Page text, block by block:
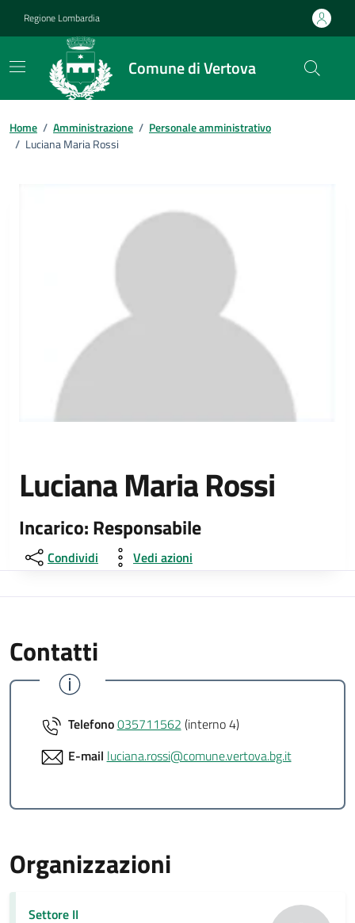
Regione Lombardia
Comune di Vertova
Home / Amministrazione / Personale amministrativo
/ Luciana Maria Rossi
Luciana Maria Rossi
Incarico: Responsabile
Condividi Vedi azioni
Contatti
Telefono035711562 (interno 4)
E-mail luciana.rossi@comune.vertova.bg.it
Organizzazioni
Settore II